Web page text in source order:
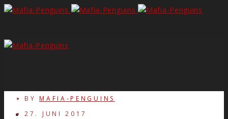
BYMAFIA-PENGUINS
27. JUNI 2017